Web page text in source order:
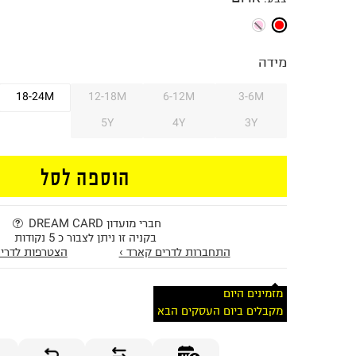
מידה
3-6M
6-12M
12-18M
18-24M
3Y
4Y
5Y
הוספה לסל
חברי מועדון DREAM CARD
בקניה זו ניתן לצבור כ 5 נקודות
התחברות לדרים קארד ›
הצטרפות
מזמינים היום
מקבלים ביום העסקים הבא